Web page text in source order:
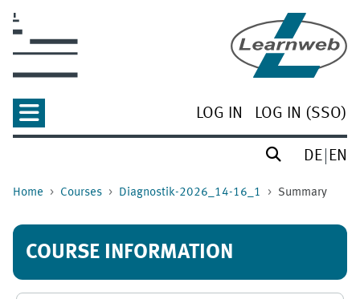
LOG IN LOG IN (SSO)
DE EN
Home Courses Diagnostik-2026_14-16_1 Summary
COURSE INFORMATION